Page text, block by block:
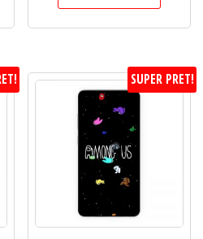
SUPER PRET!